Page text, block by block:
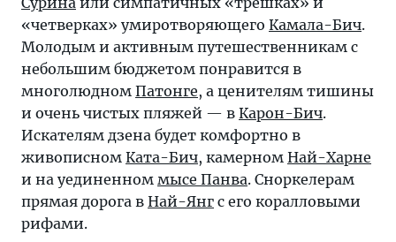
«четверках» умиротворяющего Камала-Бич.
Молодым и активным путешественникам с
небольшим бюджетом понравится в
многолюдном Патонге, а ценителям тишины
и очень чистых пляжей — в Карон-Бич.
Искателям дзена будет комфортно в
живописном Ката-Бич, камерном Най-Харне
и на уединенном мысе Панва. Сноркелерам
прямая дорога в Най-Янг с его коралловыми
рифами.